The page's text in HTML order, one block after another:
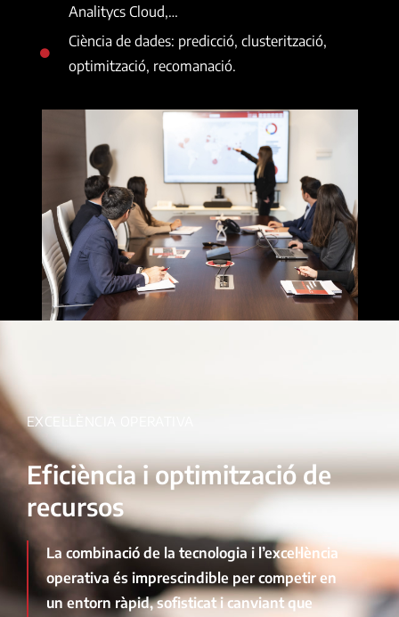
Analitycs Cloud,…
Ciència de dades: predicció, clusterització,
optimització, recomanació.
EXCEL·LÈNCIA OPERATIVA
Eficiència i optimització de
recursos
La combinació de la tecnologia i l’excel·lència
operativa és imprescindible per competir en
un entorn ràpid, sofisticat i canviant que